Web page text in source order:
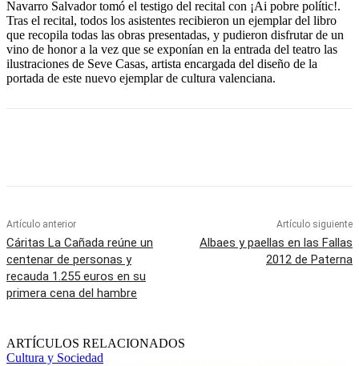
Navarro Salvador tomó el testigo del recital con ¡Ai pobre polític!.
Tras el recital, todos los asistentes recibieron un ejemplar del libro
que recopila todas las obras presentadas, y pudieron disfrutar de un
vino de honor a la vez que se exponían en la entrada del teatro las
ilustraciones de Seve Casas, artista encargada del diseño de la
portada de este nuevo ejemplar de cultura valenciana.
Artículo anterior
Cáritas La Cañada reúne un
centenar de personas y
recauda 1.255 euros en su
primera cena del hambre
Artículo siguiente
Albaes y paellas en las Fallas
2012 de Paterna
ARTÍCULOS RELACIONADOS
Cultura y Sociedad